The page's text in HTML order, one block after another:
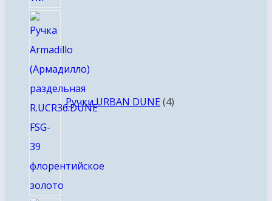
Ручки URBAN DUNE 4